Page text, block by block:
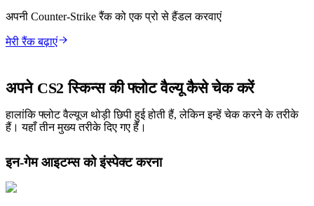
अपनी Counter-Strike रैंक को एक प्रो से हैंडल करवाएं
मेरी रैंक बढ़ाएं
अपने CS2 स्किन्स की फ्लोट वैल्यू कैसे चेक करें
हालांकि फ्लोट वैल्यूज थोड़ी छिपी हुई होती हैं, लेकिन इन्हें चेक करने के तरीके
हैं। यहाँ तीन मुख्य तरीके दिए गए हैं।
इन-गेम आइटम्स को इंस्पेक्ट करना